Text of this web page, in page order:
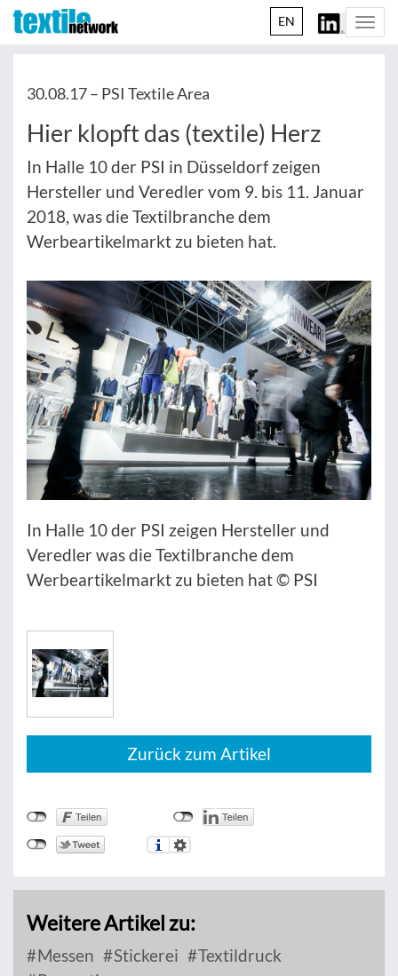
EN
30.08.17 – PSI Textile Area
Hier klopft das (textile) Herz
In Halle 10 der PSI in Düsseldorf zeigen
Hersteller und Veredler vom 9. bis 11. Januar
2018, was die Textilbranche dem
Werbeartikelmarkt zu bieten hat.
In Halle 10 der PSI zeigen Hersteller und
Veredler was die Textilbranche dem
Werbeartikelmarkt zu bieten hat © PSI
Zurück zum Artikel
Weitere Artikel zu:
Messen Stickerei
Textildruck